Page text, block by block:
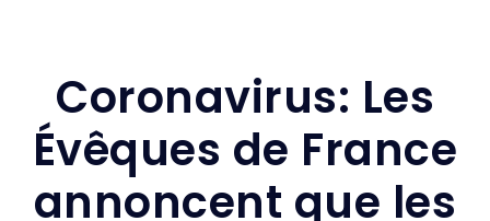
Coronavirus: Les
Évêques de France
annoncent que les